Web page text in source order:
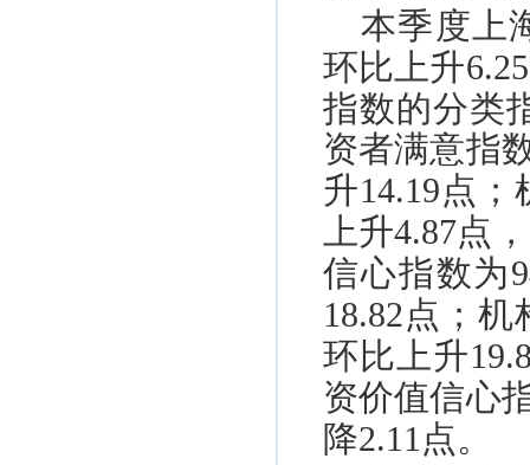
本季度上
环比上升6.25
指数的分类
资者满意指
升14.19点；
上升4.87点
信心指数为
18.82点；机
环比上升
资价值信心
降2.11点。